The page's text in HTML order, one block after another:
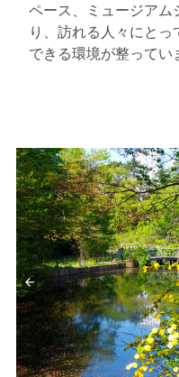
ペース、ミュージア
り、訪れる人々にと
できる環境が整ってい